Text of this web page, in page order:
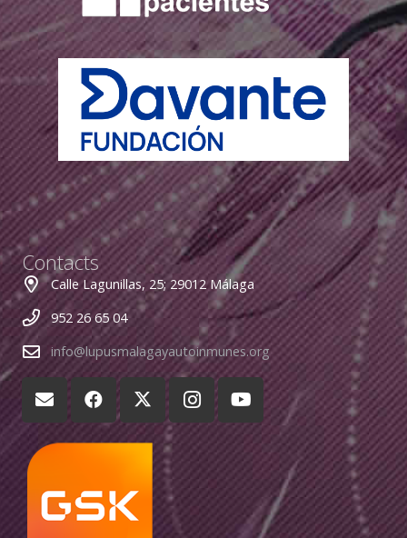
Contacts
Calle Lagunillas, 25; 29012 Málaga
952 26 65 04
info@lupusmalagayautoinmunes.org